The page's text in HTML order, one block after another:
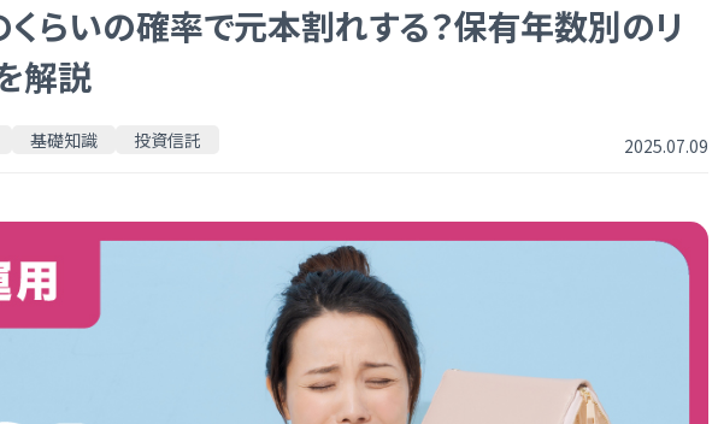
らいの確率で元本割れする？保有年数別のリ
解説
基礎知識 投資信託 2025.07.09